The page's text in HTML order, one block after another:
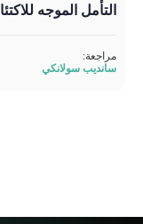
التأمل الموجه
مراجعة:
سانديب سولانكي